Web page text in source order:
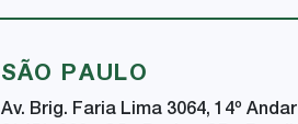
SÃO PAULO
Av. Brig. Faria Lima 3064, 14º Andar